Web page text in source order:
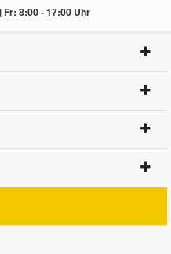
Fr: 8:00 - 17:00 Uhr